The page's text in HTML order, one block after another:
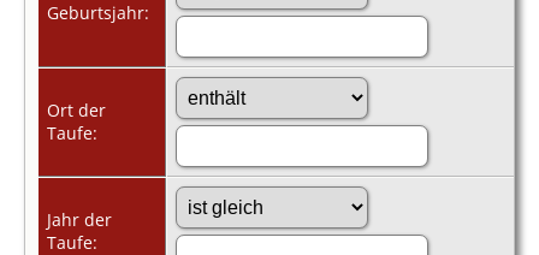
Geburtsjahr:
Ort der
Taufe:
Jahr der
Taufe: